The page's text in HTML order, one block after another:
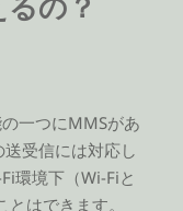
一つにMMSがあ
受信には対応し
環境下（Wi-Fiと
はできます。